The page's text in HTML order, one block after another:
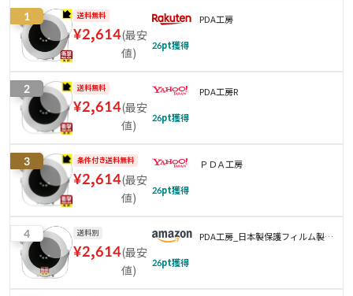
1 送料無料
¥2,614(最安
値)
PDA工房
26pt獲得
2 送料無料
¥2,614(最安
値)
PDA工房R
26pt獲得
3 条件付き送料無料
¥2,614(最安
値)
ＰＤＡ工房
26pt獲得
4 送料別
¥2,614(最安
値)
PDA工房_日本製保護フィルム製造
26pt獲得